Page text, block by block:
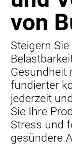
von
Steigern
Gesundheit
fundierter
jederzeit
Sie Ihre
Stress und
gesündere